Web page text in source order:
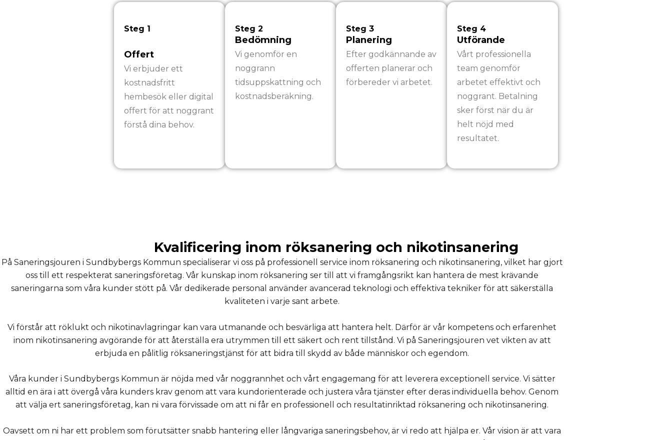
Steg 1
Offert
Vi erbjuder ett
kostnadsfritt
hembesök eller digital
offert för att noggrant
förstå dina behov.
Steg 2
Bedömning
Vi genomför en
noggrann
tidsuppskattning och
kostnadsberäkning.
Steg 3
Planering
Efter godkännande av
offerten planerar och
förbereder vi arbetet.
Steg 4
Utförande
Vårt professionella
team genomför
arbetet effektivt och
noggrant. Betalning
sker först när du är
helt nöjd med
resultatet.
Kvalificering inom röksanering och nikotinsanering
På Saneringsjouren i Sundbybergs Kommun specialiserar vi oss på professionell service inom röksanering och nikotinsanering, vilket har gjort
oss till ett respekterat saneringsföretag. Vår kunskap inom röksanering ser till att vi framgångsrikt kan hantera de mest krävande
saneringarna som våra kunder stött på. Vår dedikerade personal använder avancerad teknologi och effektiva tekniker för att säkerställa
kvaliteten i varje sant arbete.
Vi förstår att röklukt och nikotinavlagringar kan vara utmanande och besvärliga att hantera helt. Därför är vår kompetens och erfarenhet
inom nikotinsanering avgörande för att återställa era utrymmen till ett säkert och rent tillstånd. Vi på Saneringsjouren vet vikten av att
erbjuda en pålitlig röksaneringstjänst för att bidra till skydd av både människor och egendom.
Våra kunder i Sundbybergs Kommun är nöjda med vår noggrannhet och vårt engagemang för att leverera exceptionell service. Vi sätter
alltid en ära i att övergå våra kunders krav genom att vara kundorienterade och justera våra tjänster efter deras individuella behov. Genom
att välja ert saneringsföretag, kan ni vara förvissade om att ni får en professionell och resultatinriktad röksanering och nikotinsanering.
Oavsett om ni har ett problem som förutsätter snabb hantering eller långvariga saneringsbehov, är vi redo att hjälpa er. Vår vision är att vara